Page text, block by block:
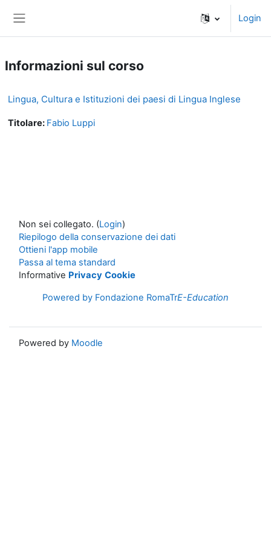
Login
Informazioni sul corso
Lingua, Cultura e Istituzioni dei paesi di Lingua Inglese
Titolare: Fabio Luppi
Non sei collegato. (Login)
Riepilogo della conservazione dei dati
Ottieni l'app mobile
Passa al tema standard
Informative Privacy Cookie
Powered by Fondazione RomaTrE-Education
Powered by Moodle